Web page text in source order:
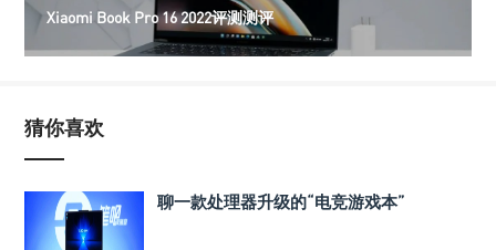
Xiaomi Book Pro 16 2022评测测评
猜你喜欢
聊一款处理器升级的“电竞游戏本”